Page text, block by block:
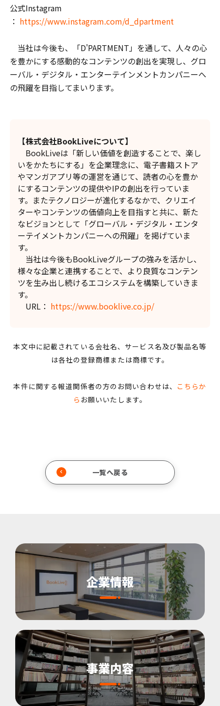
公式Instagram
： https://www.instagram.com/d_dpartment
当社は今後も、「D'PARTMENT」を通して、人々の心
を豊かにする感動的なコンテンツの創出を実現し、グロ
ーバル・デジタル・エンターテインメントカンパニーへ
の飛躍を目指してまいります。
【株式会社BookLiveについて】
BookLiveは「新しい価値を創造することで、楽し
いをかたちにする」を企業理念に、電子書籍ストア
やマンガアプリ等の運営を通じて、読者の心を豊か
にするコンテンツの提供やIPの創出を行っていま
す。またテクノロジーが進化するなかで、クリエイ
ターやコンテンツの価値向上を目指すと共に、新た
なビジョンとして「グローバル・デジタル・エンタ
ーテイメントカンパニーへの飛躍」を掲げていま
す。
当社は今後もBookLiveグループの強みを活かし、
様々な企業と連携することで、より良質なコンテン
ツを生み出し続けるエコシステムを構築していきま
す。
URL： https://www.booklive.co.jp/
本文中に記載されている会社名、サービス名及び製品名等
は各社の登録商標または商標です。
本件に関する報道関係者の方のお問い合わせは、 こちらか
ら お願いいたします。
一覧へ戻る
企業情報
事業内容